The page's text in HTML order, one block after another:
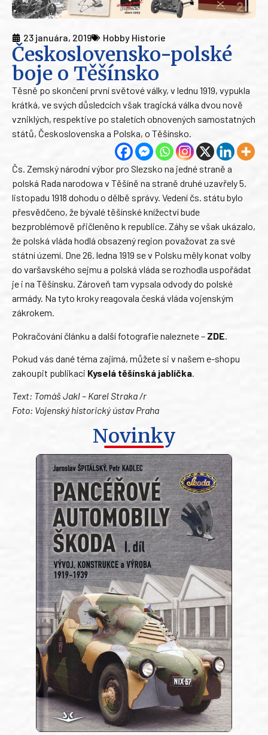
23 januára, 2019 Hobby Historie
Československo-polské
boje o Těšínsko
Těsně po skončení první světové války, v lednu 1919, vypukla
krátká, ve svých důsledcích však tragická válka dvou nově
vzniklých, respektive po staletích obnovených samostatných
států, Československa a Polska, o Těšínsko.
Čs. Zemský národní výbor pro Slezsko na jedné straně a
polská Rada narodowa v Těšíně na straně druhé uzavřely 5.
listopadu 1918 dohodu o dělbě správy. Vedení čs. státu bylo
přesvědčeno, že bývalé těšínské knížectví bude
bezproblémově přičleněno k republice. Záhy se však ukázalo,
že polská vláda hodlá obsazený region považovat za své
státní území. Dne 26. ledna 1919 se v Polsku měly konat volby
do varšavského sejmu a polská vláda se rozhodla uspořádat
je i na Těšínsku. Zároveň tam vypsala odvody do polské
armády. Na tyto kroky reagovala česká vláda vojenským
zákrokem.
Pokračování článku a další fotografie naleznete – ZDE
Pokud vás dané téma zajímá, můžete si v našem e-shopu
zakoupit publikaci Kyselá těšínská jablíčka.
Text: Tomáš Jakl – Karel Straka /r
Foto: Vojenský historický ústav Praha
Novinky